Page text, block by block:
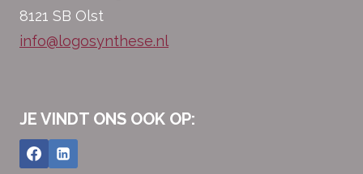
8121 SB Olst
info@logosynthese.nl
JE VINDT ONS OOK OP: